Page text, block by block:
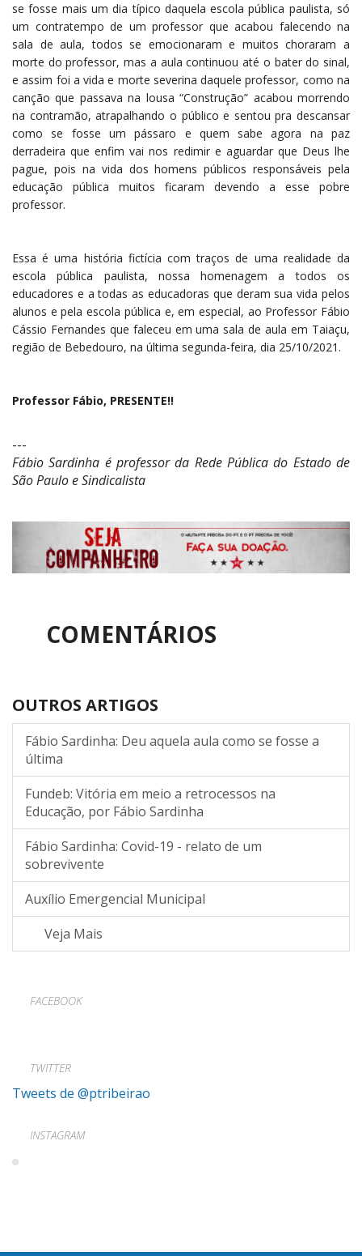
se fosse mais um dia típico daquela escola pública paulista, só
um contratempo de um professor que acabou falecendo na
sala de aula, todos se emocionaram e muitos choraram a
morte do professor, mas a aula continuou até o bater do sinal,
e assim foi a vida e morte severina daquele professor, como na
canção que passava na lousa “Construção” acabou morrendo
na contramão, atrapalhando o público e sentou pra descansar
como se fosse um pássaro e quem sabe agora na paz
derradeira que enfim vai nos redimir e aguardar que Deus lhe
pague, pois na vida dos homens públicos responsáveis pela
educação pública muitos ficaram devendo a esse pobre
professor.
Essa é uma história fictícia com traços de uma realidade da
escola pública paulista, nossa homenagem a todos os
educadores e a todas as educadoras que deram sua vida pelos
alunos e pela escola pública e, em especial, ao Professor Fábio
Cássio Fernandes que faleceu em uma sala de aula em Taiaçu,
região de Bebedouro, na última segunda-feira, dia 25/10/2021.
Professor Fábio, PRESENTE!!
---
Fábio Sardinha é professor da Rede Pública do Estado de
São Paulo e Sindicalista
COMENTÁRIOS
OUTROS ARTIGOS
Fábio Sardinha: Deu aquela aula como se fosse a
última
Fundeb: Vitória em meio a retrocessos na
Educação, por Fábio Sardinha
Fábio Sardinha: Covid-19 - relato de um
sobrevivente
Auxílio Emergencial Municipal
Veja Mais
FACEBOOK
TWITTER
Tweets de @ptribeirao
INSTAGRAM